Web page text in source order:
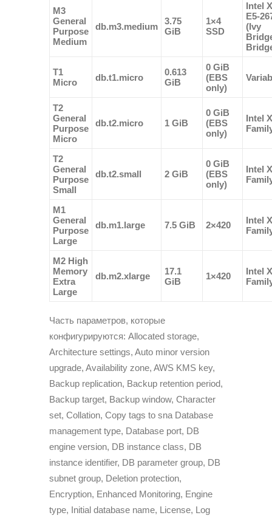
M3
General
Purpose
Medium
db.m3.medium
3.75
GiB
1×4
SSD
Intel
E5-
(Ivy
T1
Micro
db.t1.micro
0.613
GiB
0 GiB
(EBS
only)
T2
General
Purpose
Micro
db.t2.micro 1 GiB
0 GiB
(EBS
only)
Intel
T2
General
Purpose
Small
db.t2.small 2 GiB
0 GiB
(EBS
only)
Intel
M1
General
Purpose
Large
db.m1.large 7.5 GiB 2×420
Intel
M2 High
Memory
Extra
Large
db.m2.xlarge
17.1
GiB
1×420
Intel
Часть параметров, которые
конфигурируются: Allocated storage,
Architecture settings, Auto minor version
upgrade, Availability zone, AWS KMS key,
Backup replication, Backup retention period,
Backup target, Backup window, Character
set, Collation, Copy tags to sna Database
management type, Database port, DB
engine version, DB instance class, DB
instance identifier, DB parameter group, DB
subnet group, Deletion protection,
Encryption, Enhanced Monitoring, Engine
type, Initial database name, License, Log